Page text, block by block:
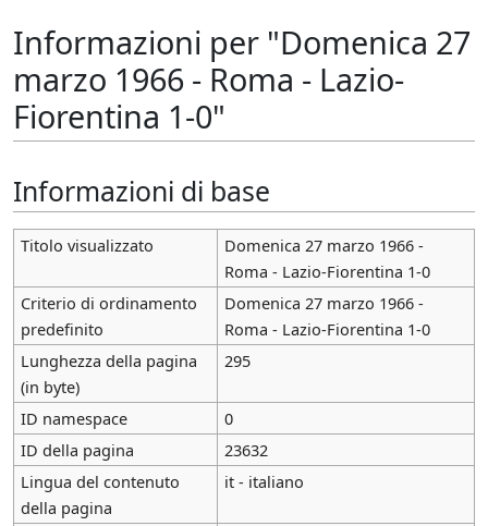
Informazioni per "Domenica 27
marzo 1966 - Roma - Lazio-
Fiorentina 1-0"
Informazioni di base
Titolo visualizzato
Domenica 27 marzo 1966 -
Roma - Lazio-Fiorentina 1-0
Criterio di ordinamento
predefinito
Domenica 27 marzo 1966 -
Roma - Lazio-Fiorentina 1-0
Lunghezza della pagina
(in byte)
295
ID namespace
0
ID della pagina
23632
Lingua del contenuto
della pagina
it - italiano